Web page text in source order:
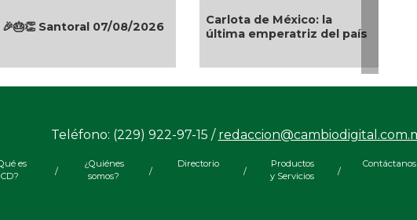
gana oro en
Centroamericanos tras
sobre Colombia
Teléfono: (229) 922-97-15 /